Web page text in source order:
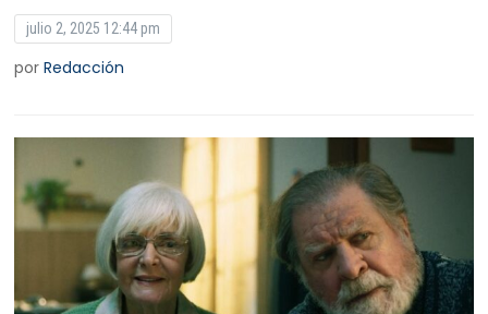
julio 2, 2025 12:44 pm
porRedacción